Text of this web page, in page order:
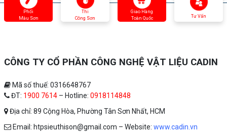
Phối
Màu Sơn
Thi
Công Sơn
Giao Hàng
Toàn Quốc
Tư Vấn
CÔNG TY CỔ PHẦN CÔNG NGHỆ VẬT LIỆU CADIN
Mã số thuế: 0316648767
ĐT: 1900 7614 – Hotline: 0918114848
Địa chỉ: 89 Cộng Hòa, Phường Tân Sơn Nhất, HCM
Email: htpsieuthison@gmail.com – Website: www.cadin.vn